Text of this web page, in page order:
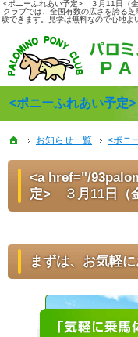
<ポニーふれあい予定> ３月11日（
クラブでは、全国有数の広さを誇る
験できます。見学は無料なので心地
<ポニーふれあい予定
HASパロミノ・ポニークラブでは初
静岡の乗馬クラブならHASパロミノ・
ホーム
お知らせ一覧 <ポニ
<a href="/
定> ３月11日（
まずは、お気軽
ホーム
お知らせ一覧 <ポニ